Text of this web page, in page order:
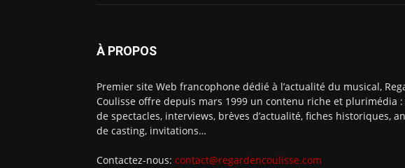
À PROPOS
Premier site Web francophone dédié à l’actualité du musical,
Coulisse offre depuis mars 1999 un contenu riche et plurimédia
de spectacles, interviews, brèves d’actualité, fiches historiques,
de casting, invitations…
Contactez-nous: contact@regardencoulisse.com